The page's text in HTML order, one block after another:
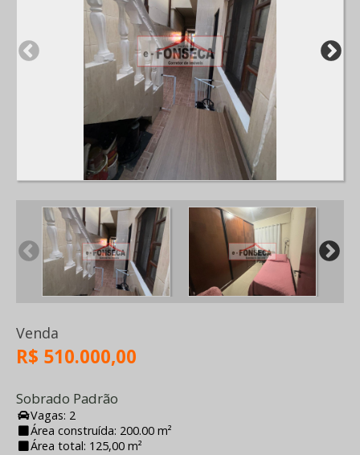
Venda
R$ 510.000,00
Sobrado Padrão
Vagas: 2
Área construída: 200.00 m²
Área total: 125,00 m²